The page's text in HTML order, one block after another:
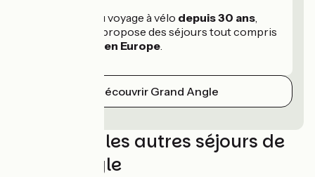
Spécialiste du voyage à vélo depuis 30 ans,
Grand Angle propose des séjours tout compris
en Europe.
Découvrir Grand Angle
Découvrez les autres séjours de
Grand Angle